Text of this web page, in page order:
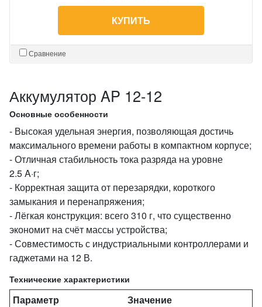
КУПИТЬ
Сравнение
Аккумулятор AP 12-12
Основные особенности
- Высокая удельная энергия, позволяющая достичь
максимального времени работы в компактном корпусе;
- Отличная стабильность тока разряда на уровне
2.5 A·г;
- Корректная защита от перезарядки, короткого
замыкания и перенапряжения;
- Лёгкая конструкция: всего 310 г, что существенно
экономит на счёт массы устройства;
- Совместимость с индустриальными контроллерами и
гаджетами на 12 В.
Технические характеристики
Параметр
Значение